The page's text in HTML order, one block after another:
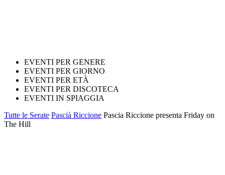
EVENTI PER GENERE
EVENTI PER GIORNO
EVENTI PER ETÀ
EVENTI PER DISCOTECA
EVENTI IN SPIAGGIA
Tutte le Serate Pascià Riccione Pascia Riccione presenta Friday on
The Hill